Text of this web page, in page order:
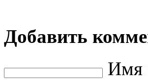
Добавить
Имя